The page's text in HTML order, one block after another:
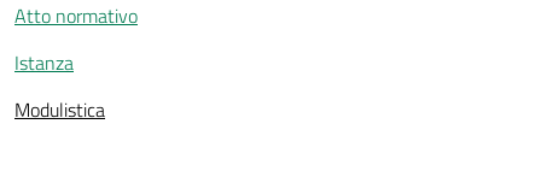
Atto normativo
Istanza
Modulistica